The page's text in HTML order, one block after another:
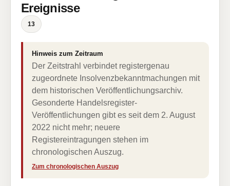
Ereignisse
13
Hinweis zum Zeitraum
Der Zeitstrahl verbindet registergenau
zugeordnete Insolvenzbekanntmachungen mit
dem historischen Veröffentlichungsarchiv.
Gesonderte Handelsregister-
Veröffentlichungen gibt es seit dem 2. August
2022 nicht mehr; neuere
Registereintragungen stehen im
chronologischen Auszug.
Zum chronologischen Auszug